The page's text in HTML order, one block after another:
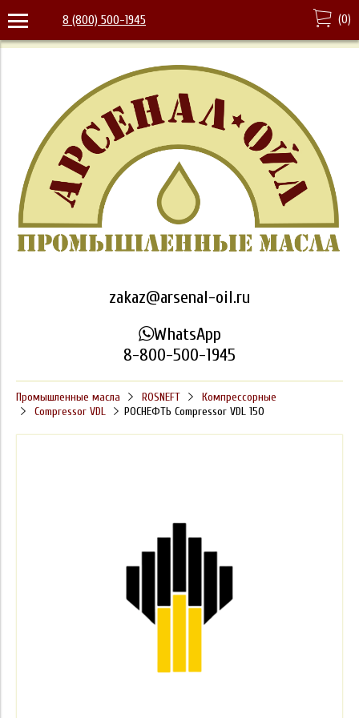
8 (800) 500-1945 (0)
zakaz@arsenal-oil.ru
WhatsApp
8-800-500-1945
Промышленные масла ROSNEFT
Компрессорные
Compressor VDL
РОСНЕФТЬ Compressor VDL 150